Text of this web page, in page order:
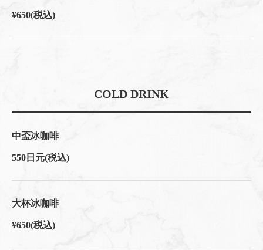
¥650(税込)
COLD DRINK
中盃冰咖啡
550日元(税込)
大杯冰咖啡
¥650(税込)